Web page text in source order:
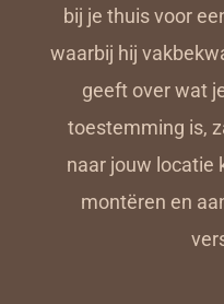
bij je thuis voor
waarbij hij
geeft over wat
toestemming is,
naar jouw locatie
montëren en